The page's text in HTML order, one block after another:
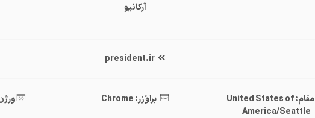
آرکائیو
president.ir
مقام: United States of
America/Seattle
براؤزر: Chrome ورژن :